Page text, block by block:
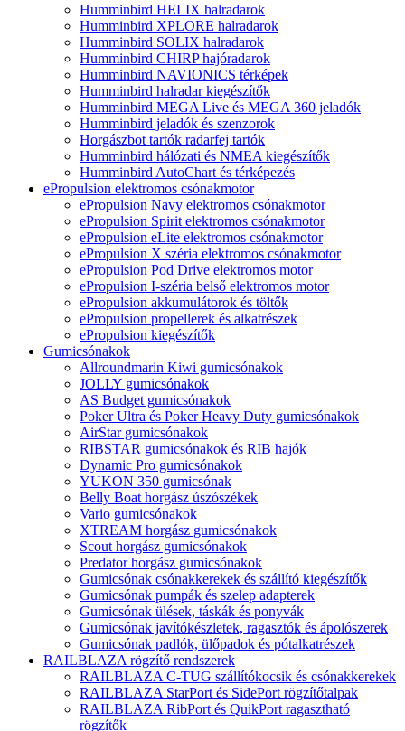
Humminbird HELIX halradarok
Humminbird XPLORE halradarok
Humminbird SOLIX halradarok
Humminbird CHIRP hajóradarok
Humminbird NAVIONICS térképek
Humminbird halradar kiegészítők
Humminbird MEGA Live és MEGA 360 jeladók
Humminbird jeladók és szenzorok
Horgászbot tartók radarfej tartók
Humminbird hálózati és NMEA kiegészítők
Humminbird AutoChart és térképezés
ePropulsion elektromos csónakmotor
ePropulsion Navy elektromos csónakmotor
ePropulsion Spirit elektromos csónakmotor
ePropulsion eLite elektromos csónakmotor
ePropulsion X széria elektromos csónakmotor
ePropulsion Pod Drive elektromos motor
ePropulsion I-széria belső elektromos motor
ePropulsion akkumulátorok és töltők
ePropulsion propellerek és alkatrészek
ePropulsion kiegészítők
Gumicsónakok
Allroundmarin Kiwi gumicsónakok
JOLLY gumicsónakok
AS Budget gumicsónakok
Poker Ultra és Poker Heavy Duty gumicsónakok
AirStar gumicsónakok
RIBSTAR gumicsónakok és RIB hajók
Dynamic Pro gumicsónakok
YUKON 350 gumicsónak
Belly Boat horgász úszószékek
Vario gumicsónakok
XTREAM horgász gumicsónakok
Scout horgász gumicsónakok
Predator horgász gumicsónakok
Gumicsónak csónakkerekek és szállító kiegészítők
Gumicsónak pumpák és szelep adapterek
Gumicsónak ülések, táskák és ponyvák
Gumicsónak javítókészletek, ragasztók és ápolószerek
Gumicsónak padlók, ülőpadok és pótalkatrészek
RAILBLAZA rögzítő rendszerek
RAILBLAZA C-TUG szállítókocsik és csónakkerekek
RAILBLAZA StarPort és SidePort rögzítőtalpak
RAILBLAZA RibPort és QuikPort ragasztható
rögzítők